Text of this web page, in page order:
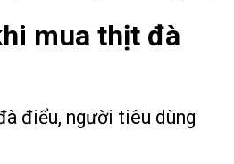
mua thịt đà
điểu, người tiêu dùng